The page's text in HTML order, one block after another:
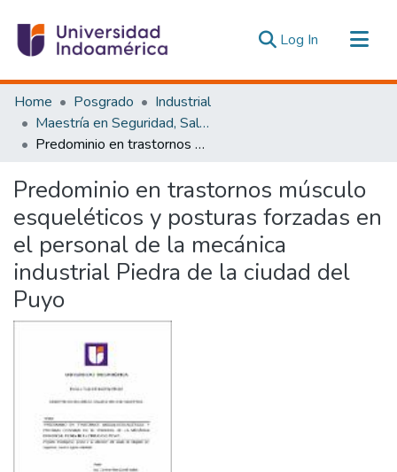
Log In (current)
Communities & Collections
All of DSpace
Statistics
Home Posgrado
Industrial
Maestría en Seguridad, Salud e Higiene Industrial
Predominio en trastornos músculo esqueléticos y posturas forzadas en el personal de la mecánica industrial Piedra de la ciudad del Puyo
Predominio en trastornos músculo
esqueléticos y posturas forzadas en
el personal de la mecánica
industrial Piedra de la ciudad del
Puyo